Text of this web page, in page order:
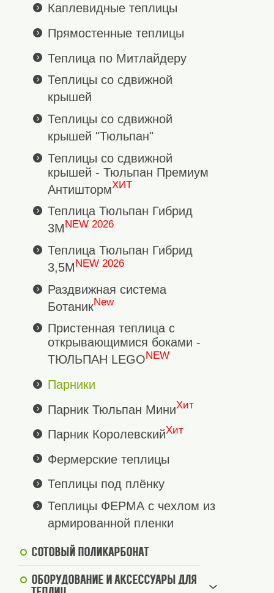
Каплевидные теплицы
Прямостенные теплицы
Теплица по Митлайдеру
Теплицы со сдвижной
крышей
Теплицы со сдвижной
крышей "Тюльпан"
Теплицы со сдвижной
крышей - Тюльпан Премиум
АнтиштормХИТ
Теплица Тюльпан Гибрид
3М NEW 2026
Теплица Тюльпан Гибрид
3,5МNEW 2026
Раздвижная система
БотаникNew
Пристенная теплица с
открывающимися боками -
ТЮЛЬПАН LEGONEW
Парники
Парник Тюльпан МиниХит
Парник КоролевскийХит
Фермерские теплицы
Теплицы под плёнку
Теплицы ФЕРМА с чехлом из
армированной пленки
Сотовый поликарбонат
Оборудование и аксессуары для